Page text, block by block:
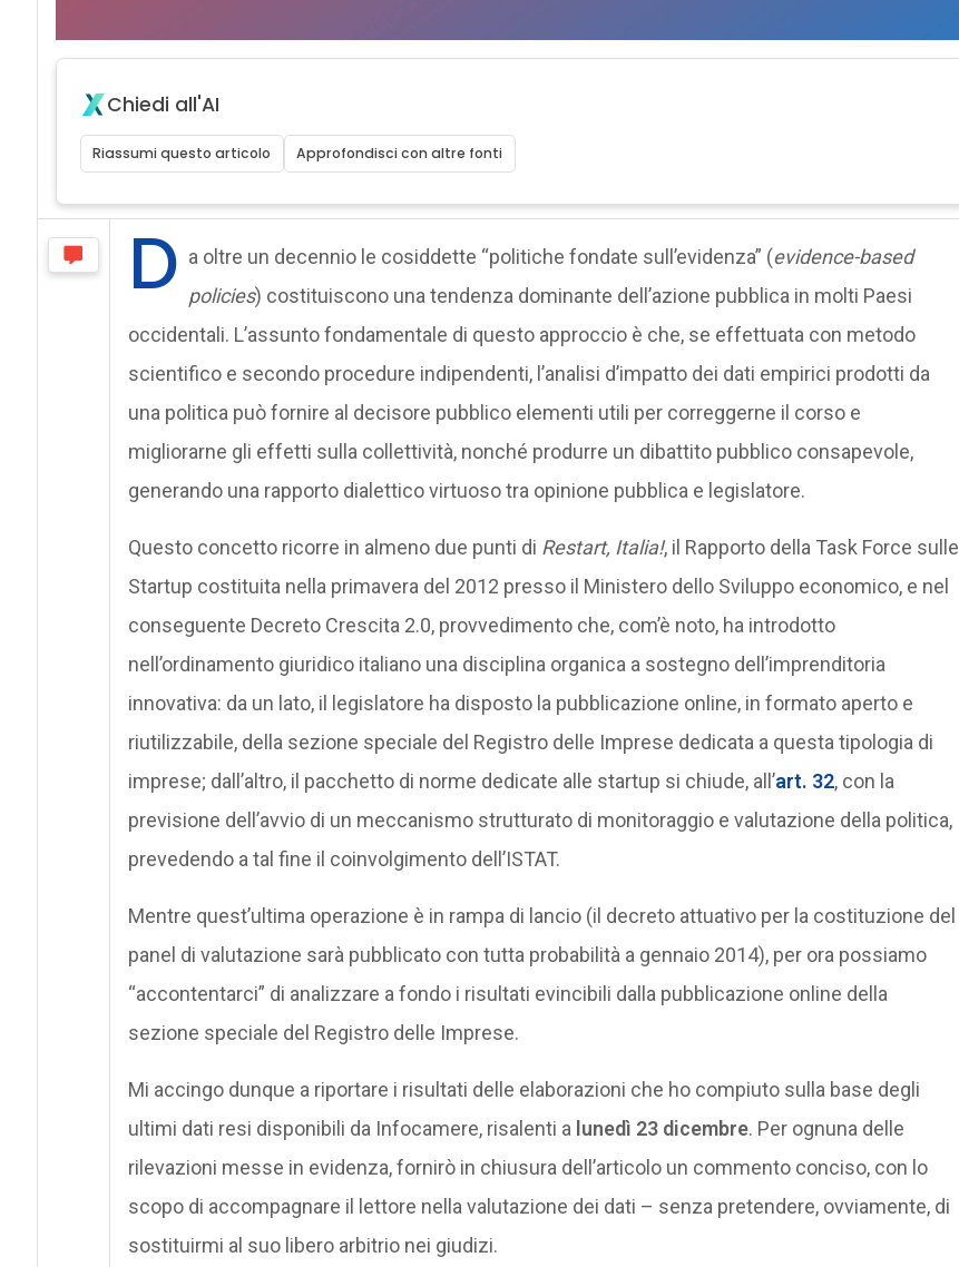
Chiedi all'AI
Riassumi questo articolo Approfondisci con altre fonti
D a oltre un decennio le cosiddette “politiche fondate sull’evidenza” (evidence-based
policies) costituiscono una tendenza dominante dell’azione pubblica in molti Paesi
occidentali. L’assunto fondamentale di questo approccio è che, se effettuata con metodo
scientifico e secondo procedure indipendenti, l’analisi d’impatto dei dati empirici prodotti da
una politica può fornire al decisore pubblico elementi utili per correggerne il corso e
migliorarne gli effetti sulla collettività, nonché produrre un dibattito pubblico consapevole,
generando una rapporto dialettico virtuoso tra opinione pubblica e legislatore.
Questo concetto ricorre in almeno due punti di Restart, Italia!, il Rapporto della Task Force sulle
Startup costituita nella primavera del 2012 presso il Ministero dello Sviluppo economico, e nel
conseguente Decreto Crescita 2.0, provvedimento che, com’è noto, ha introdotto
nell’ordinamento giuridico italiano una disciplina organica a sostegno dell’imprenditoria
innovativa: da un lato, il legislatore ha disposto la pubblicazione online, in formato aperto e
riutilizzabile, della sezione speciale del Registro delle Imprese dedicata a questa tipologia di
imprese; dall’altro, il pacchetto di norme dedicate alle startup si chiude, all’art. 32, con la
previsione dell’avvio di un meccanismo strutturato di monitoraggio e valutazione della politica,
prevedendo a tal fine il coinvolgimento dell’ISTAT.
Mentre quest’ultima operazione è in rampa di lancio (il decreto attuativo per la costituzione del
panel di valutazione sarà pubblicato con tutta probabilità a gennaio 2014), per ora possiamo
“accontentarci” di analizzare a fondo i risultati evincibili dalla pubblicazione online della
sezione speciale del Registro delle Imprese.
Mi accingo dunque a riportare i risultati delle elaborazioni che ho compiuto sulla base degli
ultimi dati resi disponibili da Infocamere, risalenti a lunedì 23 dicembre. Per ognuna delle
rilevazioni messe in evidenza, fornirò in chiusura dell’articolo un commento conciso, con lo
scopo di accompagnare il lettore nella valutazione dei dati – senza pretendere, ovviamente, di
sostituirmi al suo libero arbitrio nei giudizi.